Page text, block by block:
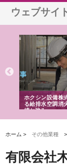
ウェブサイ
ホクシン設備株
る給排水空調消
績と強み
ホーム > その他業種
有限会社